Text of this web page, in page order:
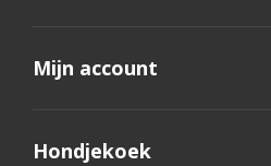
Mijn account
Hondjekoek